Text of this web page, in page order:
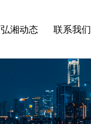
弘湘动态 联系我们